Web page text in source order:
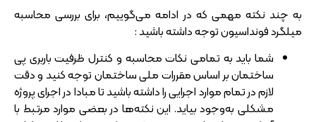
به چند نکته مهمی که در ادامه می‌گوییم، برای بررسی محاسبه
میلگرد فونداسیون توجه داشته باشید :
شما باید به تمامی نکات محاسبه و کنترل ظرفیت باربری پی
ساختمان بر اساس مقررات ملی ساختمان توجه کنید و دقت
لازم در تمام موارد اجرایی را داشته باشید تا مبادا در اجرای پروژه
مشکلی به‌وجود بیاید. این نکته‌ها در بعضی موارد مرتبط با